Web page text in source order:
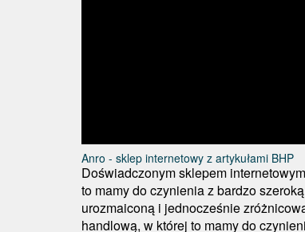
Anro - sklep internetowy z artykułami BHP
Doświadczonym sklepem
to mamy do czynienia z bardzo
urozmaiconą i jednocześnie
handlową, w której to mamy do